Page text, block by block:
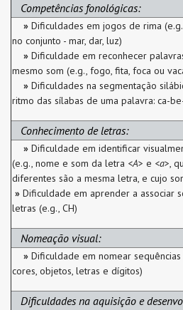
Competências fonológicas:
» Dificuldades em jogos de rima
no conjunto - mar, dar, luz)
» Dificuldade em reconhecer
mesmo som (e.g., fogo, fita, foca ou
» Dificuldades na segmentação
ritmo das sílabas de uma palavra: ca-
Conhecimento de letras:
» Dificuldade em identificar
(e.g., nome e som da letra <A> e <a>,
diferentes são a mesma letra, e cujo
» Dificuldade em aprender a associar
letras (e.g., CH)
Nomeação visual:
» Dificuldade em nomear
cores, objetos, letras e dígitos)
Dificuldades na aquisição e